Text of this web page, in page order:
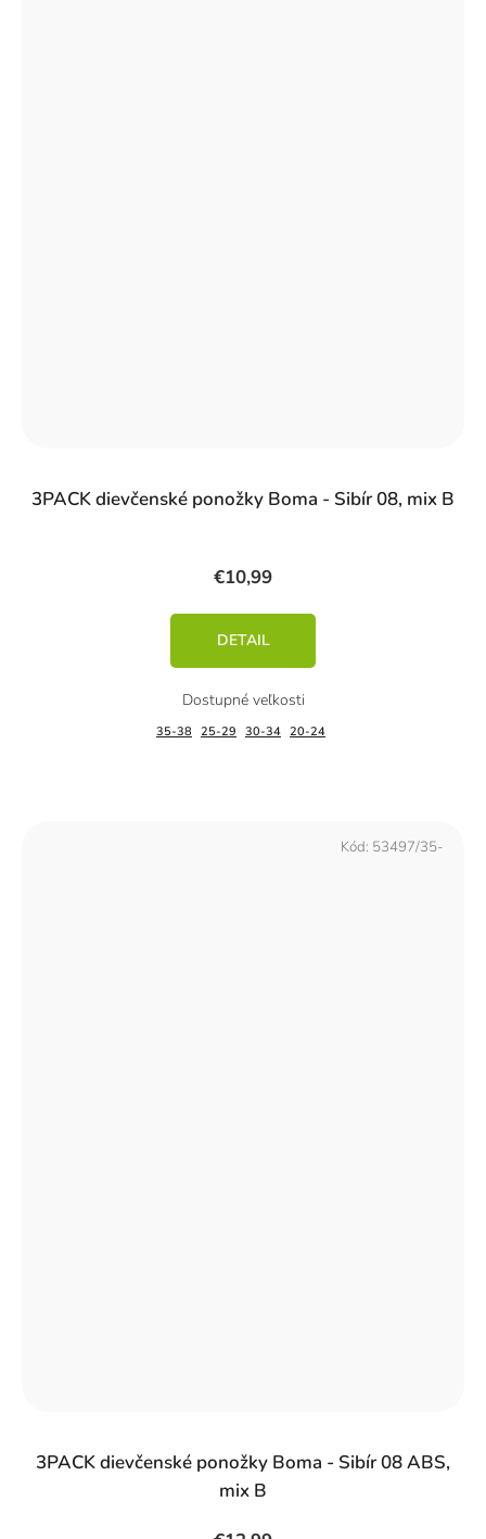
3PACK dievčenské ponožky Boma - Sibír 08, mix B
€10,99
DETAIL
35-38 25-29 30-34 20-24
3PACK dievčenské ponožky Boma - Sibír 08 ABS,
mix B
Kód: 53497/35-